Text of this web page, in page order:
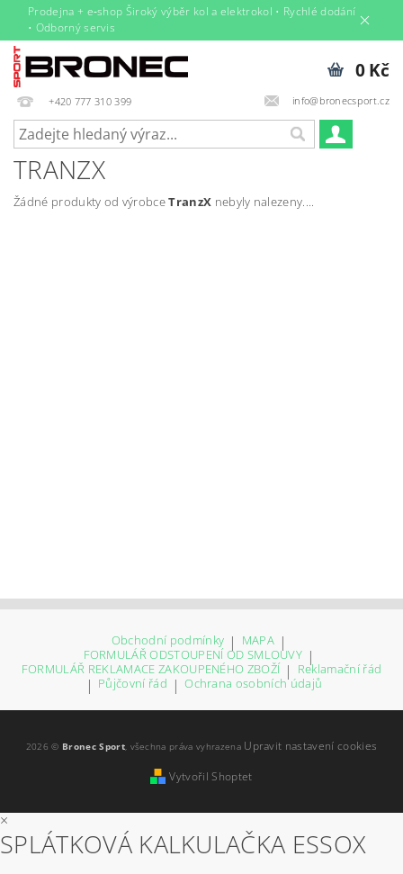
Prodejna + e‑shop Široký výběr kol a elektrokol • Rychlé dodání
• Odborný servis
+420 777 310 399 info@bronecsport.cz
0 Kč
TRANZX
Žádné produkty od výrobceTranzX nebyly nalezeny....
Obchodní podmínky | MAPA |
FORMULÁŘ ODSTOUPENÍ OD SMLOUVY |
FORMULÁŘ REKLAMACE ZAKOUPENÉHO ZBOŽÍ | Reklamační řád
| Půjčovní řád | Ochrana osobních údajů
2026 © Bronec Sport, všechna práva vyhrazena Upravit nastavení cookies
Vytvořil Shoptet
×
SPLÁTKOVÁ KALKULAČKA ESSOX